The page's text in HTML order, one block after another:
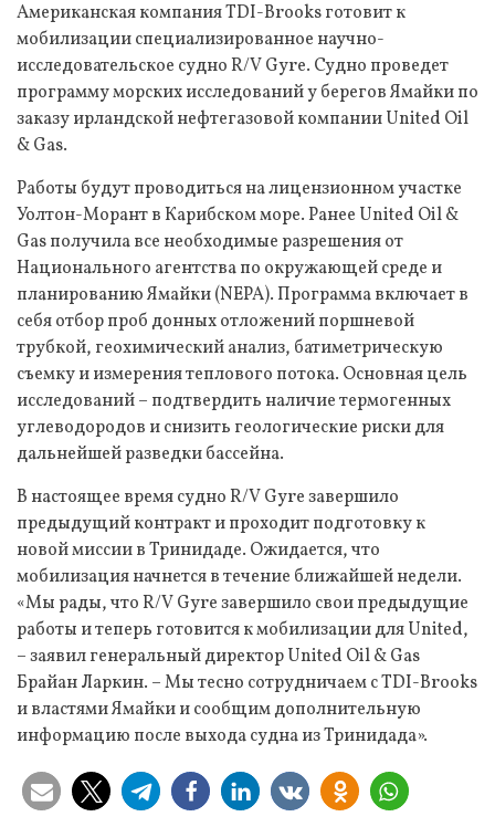
Американская компания TDI-Brooks готовит к
мобилизации специализированное научно-
исследовательское судно R/V Gyre. Судно проведет
программу морских исследований у берегов Ямайки по
заказу ирландской нефтегазовой компании United Oil
& Gas.
Работы будут проводиться на лицензионном участке
Уолтон-Морант в Карибском море. Ранее United Oil &
Gas получила все необходимые разрешения от
Национального агентства по окружающей среде и
планированию Ямайки (NEPA). Программа включает в
себя отбор проб донных отложений поршневой
трубкой, геохимический анализ, батиметрическую
съемку и измерения теплового потока. Основная цель
исследований – подтвердить наличие термогенных
углеводородов и снизить геологические риски для
дальнейшей разведки бассейна.
В настоящее время судно R/V Gyre завершило
предыдущий контракт и проходит подготовку к
новой миссии в Тринидаде. Ожидается, что
мобилизация начнется в течение ближайшей недели.
«Мы рады, что R/V Gyre завершило свои предыдущие
работы и теперь готовится к мобилизации для United,
– заявил генеральный директор United Oil & Gas
Брайан Ларкин. – Мы тесно сотрудничаем с TDI-Brooks
и властями Ямайки и сообщим дополнительную
информацию после выхода судна из Тринидада».